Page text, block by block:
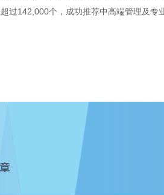
过142,000个，成功推荐中高端管理及专